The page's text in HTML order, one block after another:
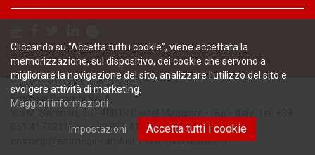
Emmegi Ricambi S.p.A.
Via M. Serenari, 35 - 40013 Castel Maggiore - (Bo)- Italy Tel: +39
051 4171211 Fax: +39 051 4187694 E-mail:
P.IVA. 04264830375
Cliccando su “Accetta tutti i cookie”, viene accettata la
memorizzazione, sul dispositivo, dei cookie che servono a
migliorare la navigazione del sito, analizzare l'utilizzo del sito e
svolgere attività di marketing.
Maggiori informazioni
Impostazioni Accetta tutti i cookie